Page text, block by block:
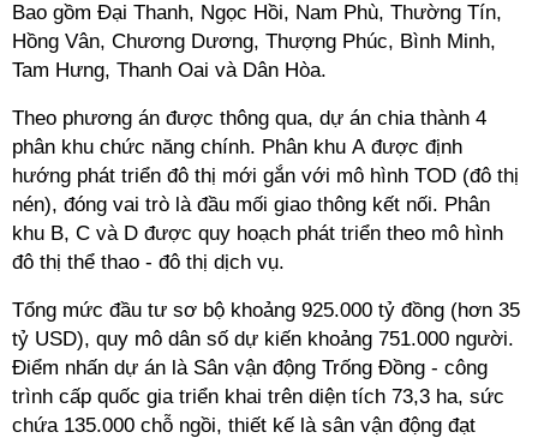
Bao gồm Đại Thanh, Ngọc Hồi, Nam Phù, Thường Tín,
Hồng Vân, Chương Dương, Thượng Phúc, Bình Minh,
Tam Hưng, Thanh Oai và Dân Hòa.
Theo phương án được thông qua, dự án chia thành 4
phân khu chức năng chính. Phân khu A được định
hướng phát triển đô thị mới gắn với mô hình TOD (đô thị
nén), đóng vai trò là đầu mối giao thông kết nối. Phân
khu B, C và D được quy hoạch phát triển theo mô hình
đô thị thể thao - đô thị dịch vụ.
Tổng mức đầu tư sơ bộ khoảng 925.000 tỷ đồng (hơn 35
tỷ USD), quy mô dân số dự kiến khoảng 751.000 người.
Điểm nhấn dự án là Sân vận động Trống Đồng - công
trình cấp quốc gia triển khai trên diện tích 73,3 ha, sức
chứa 135.000 chỗ ngồi, thiết kế là sân vận động đạt